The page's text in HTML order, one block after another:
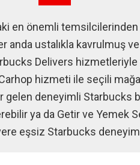
en önemli
ustalıkla kavrulmuş ve
Delivers hizmetleriyle
hizmeti ile seçili
gelen deneyimli Starbucks
ya da Getir ve Yemek
eşsiz Starbucks